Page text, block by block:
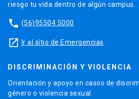
riesgo tu vida dentro de algún campus.
phone (56)95504 5000
launch Ir al sitio de Emergencias
DISCRIMINACIÓN Y VIOLENCIA
Orientación y apoyo en casos de
género o violencia sexual.